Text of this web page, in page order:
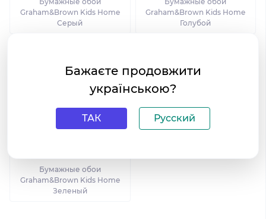
Graham&Brown Kids Home
Серый
Graham&Brown Kids Home
Голубой
Бумажные обои
Graham&Brown Kids Home
Зеленый
Бажаєте продовжити
українською?
ТАК Русский